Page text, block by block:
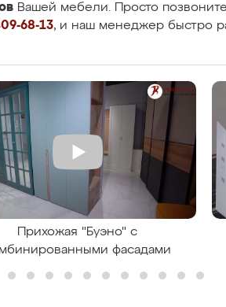
Вашей мебели. Просто
68-13, и наш менеджер быстро
Прихожая "Буэно" с
фасадами